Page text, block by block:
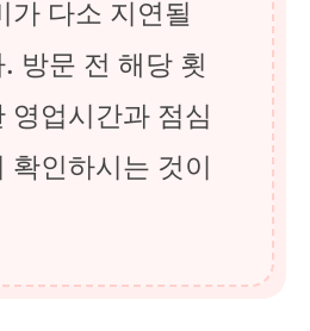
가 다소 지연될
방문 전 해당 횟
영업시간과 점심
확인하시는 것이